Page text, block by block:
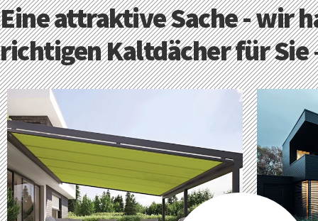
Eine attraktive Sache - wir
richtigen Kaltdächer für Sie